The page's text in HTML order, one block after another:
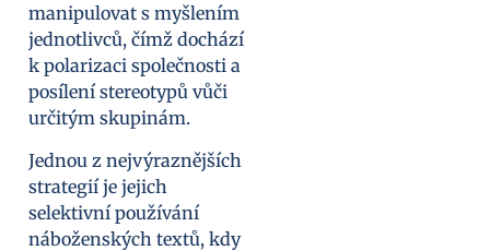
manipulovat s myšlením
jednotlivců, čímž dochází
k polarizaci společnosti a
posílení stereotypů vůči
určitým skupinám.
Jednou z nejvýraznějších
strategií je jejich
selektivní používání
náboženských textů, kdy